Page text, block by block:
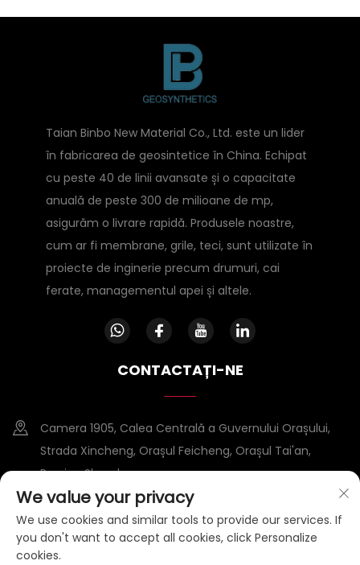
Taian Binbo New Material Co., Ltd. este un lider
în fabricarea de geosintetice în China. Echipat
cu peste 40 de linii avansate și o capacitate
anuală de peste 300 de milioane de mp,
asigurăm o livrare rapidă. Produsele noastre,
cum ar fi membrane, grile, teci, sunt utilizate în
proiecte de inginerie precum drumuri, cai
ferate, managementul apei și altele.
CONTACTAȚI-NE
Camera 1905, Calea Centrală a Guvernului Orașului,
Strada Xincheng, Orașul Feicheng, Orașul Tai'an,
Provina Shandong
+86-15953807388
[email protected]
We value your privacy
We use cookies and similar tools to provide our services. If
you don't want to accept all cookies, click Personalize
cookies.